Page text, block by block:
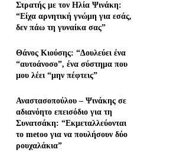
Στρατής με τον Ηλία Ψινάκη:
“Είχα αρνητική γνώμη για εσάς,
δεν πάω τη γυναίκα σας”
Θάνος Κιούσης: “Δουλεύει ένα
“αυτοάνοσο”, ένα σύστημα που
μου λέει “μην πέφτεις”
Αναστασοπούλου – Ψινάκης σε
αδιανόητο επεισόδιο για τη
Συνατσάκη: “Εκμεταλλεύονται
το metoo για να πουλήσουν δύο
ρουχαλάκια”